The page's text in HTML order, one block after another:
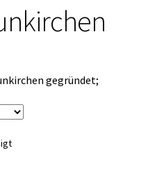
gegründet;